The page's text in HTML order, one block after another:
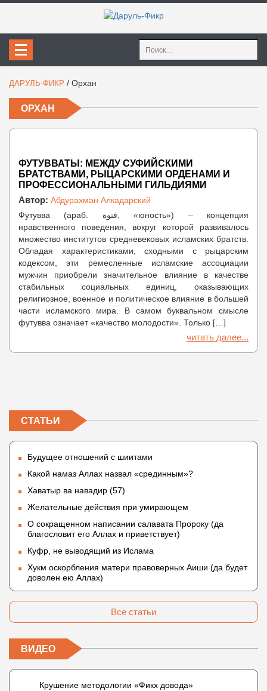
Найти:
ДАРУЛЬ-ФИКР / Орхан
ОРХАН
ФУТУВВАТЫ: МЕЖДУ СУФИЙСКИМИ
БРАТСТВАМИ, РЫЦАРСКИМИ ОРДЕНАМИ И
ПРОФЕССИОНАЛЬНЫМИ ГИЛЬДИЯМИ
Автор: Абдурахман Алкадарский
Футувва (араб. فتوة, «юность») – концепция
нравственного поведения, вокруг которой развивалось
множество институтов средневековых исламских братств.
Обладая характеристиками, сходными с рыцарским
кодексом, эти ремесленные исламские ассоциации
мужчин приобрели значительное влияние в качестве
стабильных социальных единиц, оказывающих
религиозное, военное и политическое влияние в большей
части исламского мира. В самом буквальном смысле
футувва означает «качество молодости». Только […]
читать далее...
СТАТЬИ
Будущее отношений с шиитами
Какой намаз Аллах назвал «срединным»?
Хаватыр ва навадир (57)
Желательные действия при умирающем
О сокращенном написании салавата Пророку (да
благословит его Аллах и приветствует)
Куфр, не выводящий из Ислама
Хукм оскорбления матери правоверных Аиши (да будет
доволен ею Аллах)
Все статьи
ВИДЕО
Крушение методологии «Фикх довода»